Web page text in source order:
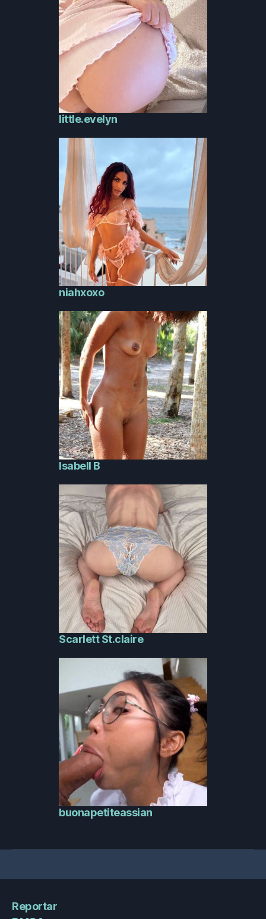
little.evelyn
niahxoxo
Isabell B
Scarlett St.claire
buonapetiteassian
Reportar